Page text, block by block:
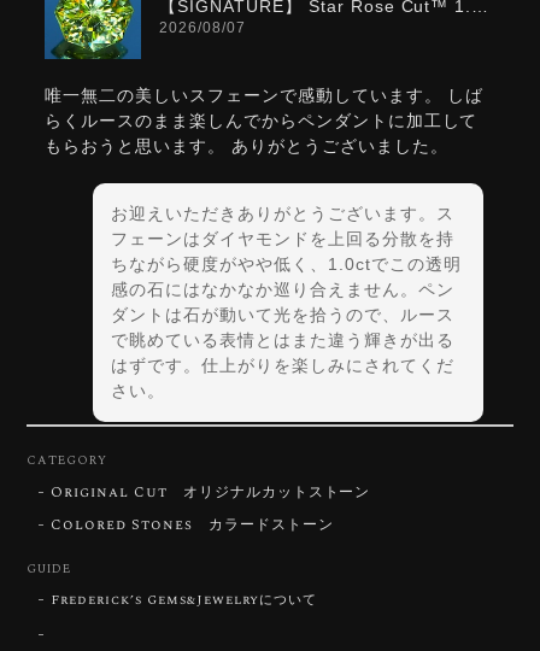
2026/08/07
唯一無二の美しいスフェーンで感動しています。 しば
らくルースのまま楽しんでからペンダントに加工して
もらおうと思います。 ありがとうございました。
お迎えいただきありがとうございます。ス
フェーンはダイヤモンドを上回る分散を持
ちながら硬度がやや低く、1.0ctでこの透明
感の石にはなかなか巡り合えません。ペン
ダントは石が動いて光を拾うので、ルース
で眺めている表情とはまた違う輝きが出る
はずです。仕上がりを楽しみにされてくだ
さい。
2026/07/30
CATEGORY
Original Cut オリジナルカットストーン
Colored Stones カラードストーン
GUIDE
Frederick’s Gems&Jewelryについて